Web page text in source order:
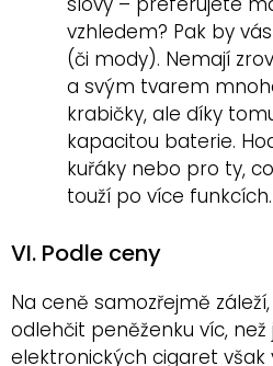
vzhledem? Pak by
(či mody). Nemají
a svým tvarem
krabičky, ale díky
kapacitou baterie.
kuřáky nebo pro ty,
touží po více funkcích.
VI. Podle ceny
Na ceně samozřejmě
odlehčit peněženku víc, než
elektronických cigaret však